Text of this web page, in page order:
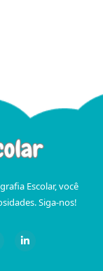
Escolar, você
Siga-nos!